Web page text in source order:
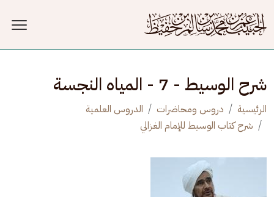
شرح الوسيط - 7 - المياه النجسة
الرئيسية دروس ومحاضرات
الدروس العلمية
شرح كتاب الوسيط للإمام الغزالي